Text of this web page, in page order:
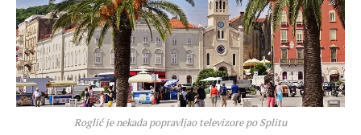
Roglić je nekada popravljao televizore po Splitu